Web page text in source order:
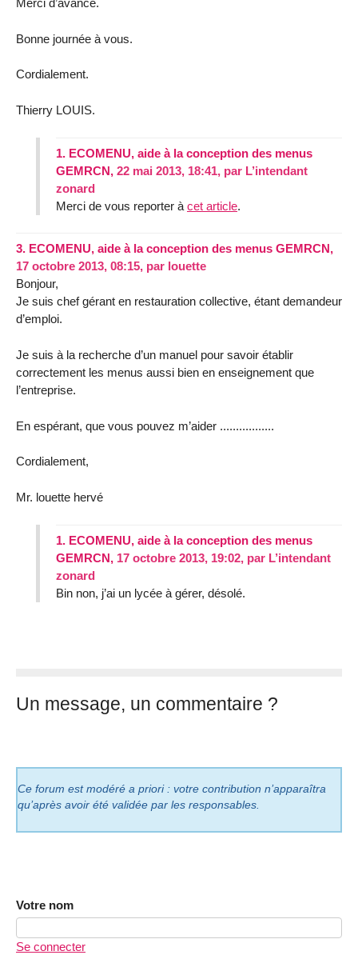
Bonne journée à vous.
Cordialement.
Thierry LOUIS.
1. ECOMENU, aide à la conception des menus
GEMRCN, 22 mai 2013, 18:41, par L’intendant
zonard
Merci de vous reporter à cet article.
3. ECOMENU, aide à la conception des menus GEMRCN,
17 octobre 2013, 08:15, par louette
Bonjour,
Je suis chef gérant en restauration collective, étant demandeur
d’emploi.
Je suis à la recherche d’un manuel pour savoir établir
correctement les menus aussi bien en enseignement que
l’entreprise.
En espérant, que vous pouvez m’aider .................
Cordialement,
Mr. louette hervé
1. ECOMENU, aide à la conception des menus
GEMRCN, 17 octobre 2013, 19:02, par L’intendant
zonard
Bin non, j’ai un lycée à gérer, désolé.
Un message, un commentaire ?
Ce forum est modéré a priori : votre contribution n’apparaîtra
qu’après avoir été validée par les responsables.
Votre nom
Se connecter